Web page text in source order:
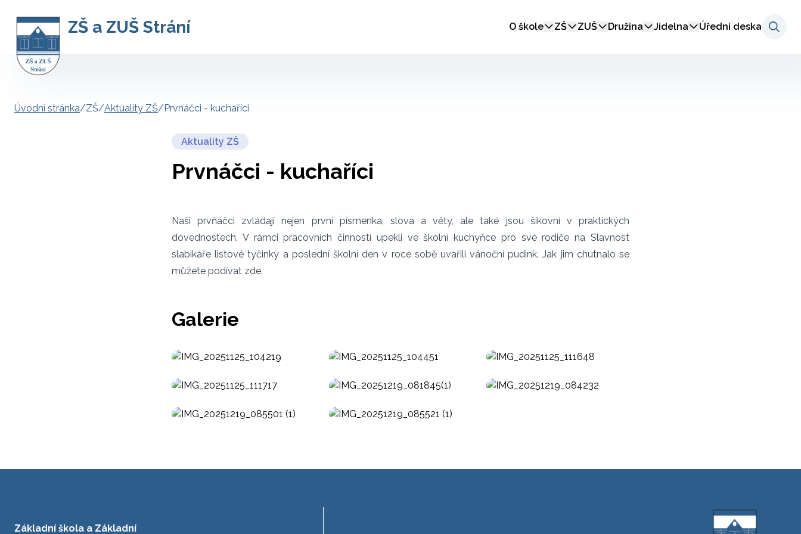
ZŠ a ZUŠ Strání O škole ZŠ ZUŠ Družina Jídelna Úřední deska
Úvodní stránka/ZŠ/Aktuality ZŠ/Prvnáčci - kuchaříci
Aktuality ZŠ
Prvnáčci - kuchaříci
Naši prvňáčci zvládají nejen první písmenka, slova a věty, ale také jsou šikovní v praktických
dovednostech. V rámci pracovních činností upekli ve školní kuchyňce pro své rodiče na Slavnost
slabikáře listové tyčinky a poslední školní den v roce sobě uvařili vánoční pudink. Jak jim chutnalo se
můžete podívat zde.
Galerie
Základní škola a Základní